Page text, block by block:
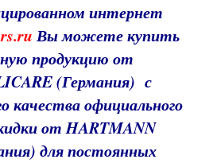
интернет
Вы можете купить
продукцию от
(Германия) с
качестваофициального
от HARTMANN
для постоянных